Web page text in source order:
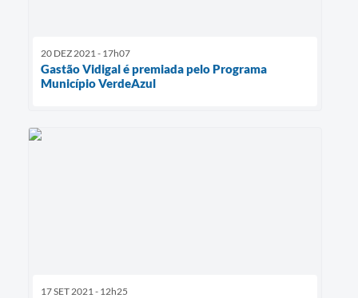
20 DEZ 2021 - 17h07
Gastão Vidigal é premiada pelo Programa
Município VerdeAzul
17 SET 2021 - 12h25